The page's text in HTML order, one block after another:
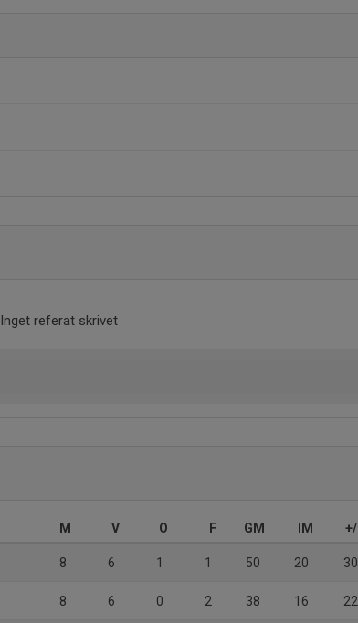
Inget referat skrivet
M V O F GM IM
8 6 1 1 50 20 30
8 6 0 2 38 16 22